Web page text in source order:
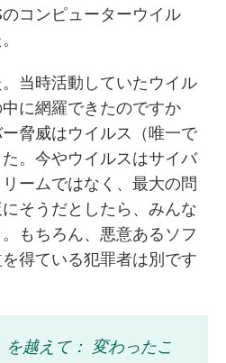
コンピューターウイル
当時活動していたウイル
に網羅できたのですか
脅威はウイルス（唯一で
。今やウイルスはサイバ
ームではなく、最大の問
そうだとしたら、みんな
もちろん、悪意あるソフ
得ている犯罪者は別です
越えて： 変わったこ